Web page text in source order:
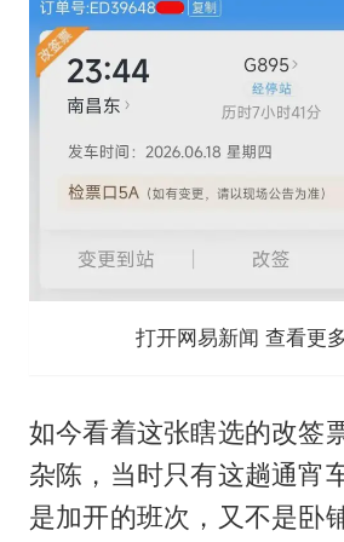
打开网易新闻 查看更
如今看着这张瞎选的改签
杂陈，当时只有这趟通宵
是加开的班次，又不是卧